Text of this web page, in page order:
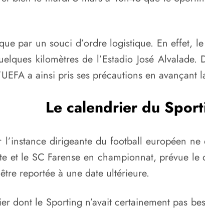
par un souci d’ordre logistique. En
kilomètres de l’Estadio José
a ainsi pris ses précautions en
Le calendrier du
dirigeante du football européen
et le SC Farense en championnat, prévue
reportée à une date ultérieure.
dont le Sporting n’avait certainement pas